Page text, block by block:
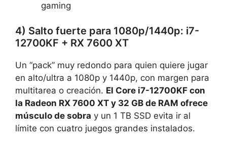
gaming
4) Salto fuerte para 1080p/1440p: i7-
12700KF + RX 7600 XT
Un “pack” muy redondo para quien quiere jugar
en alto/ultra a 1080p y 1440p, con margen para
multitarea o creación. El Core i7-12700KF con
la Radeon RX 7600 XT y 32 GB de RAM ofrece
músculo de sobra y un 1 TB SSD evita ir al
límite con cuatro juegos grandes instalados.